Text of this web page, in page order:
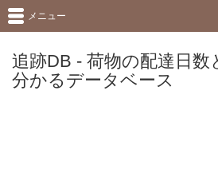
追跡DB - 荷物の配達日数
分かるデータベース
メニュー